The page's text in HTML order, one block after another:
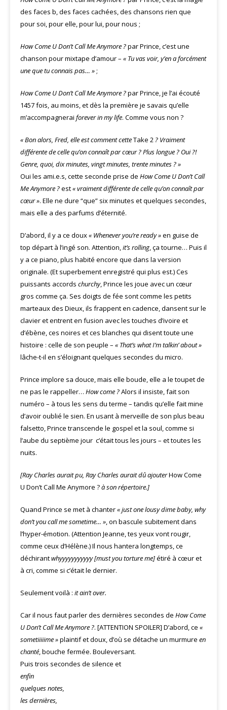
des faces b, des faces cachées, des chansons rien que
pour soi, pour elle, pour lui, pour nous ;
How Come U Don’t Call Me Anymore ?par Prince, c’est une
chanson pour mixtape d’amour – « Tu vas voir, y’en a forcément
une que tu connais pas… »;
How Come U Don’t Call Me Anymore ?par Prince, je l’ai écouté
1457 fois, au moins, et dès la première je savais qu’elle
m’accompagnerai forever in my life. Comme vous non ?
« Bon alors, Fred, elle est comment cetteTake 2 ? Vraiment
différente de celle qu’on connaît par cœur ? Plus longue ? Oui ?!
Genre, quoi, dix minutes, vingt minutes, trente minutes ? »
Oui les ami.e.s, cette seconde prise de How Come U Don’t Call
Me Anymore ?est« vraiment différente de celle qu’on connaît par
cœur ». Elle ne dure “que” six minutes et quelques secondes,
mais elle a des parfums d’éternité.
D’abord, il y a ce doux« Whenever you’re ready »en guise de
top départ à l’ingé son. Attention,it’s rolling, ça tourne… Puis il
y a ce piano, plus habité encore que dans la version
originale. (Et superbement enregistré qui plus est.) Ces
puissants accords churchy, Prince les joue avec un cœur
gros comme ça. Ses doigts de fée sont comme les petits
marteaux des Dieux, ils frappent en cadence, dansent sur le
clavier et entrent en fusion avec les touches d’ivoire et
d’ébène, ces noires et ces blanches qui disent toute une
histoire : celle de son peuple – « That’s what I’m talkin’ about »
lâche-t-il en s’éloignant quelques secondes du micro.
Prince implore sa douce, mais elle boude, elle a le toupet de
ne pas le rappeller… How come ?Alors il insiste, fait son
numéro – à tous les sens du terme – tandis qu’elle fait mine
d’avoir oublié le sien. En usant à merveille de son plus beau
falsetto, Prince transcende le gospel et la soul, comme si
l’aube du septième jour c’était tous les jours – et toutes les
nuits.
[Ray Charles aurait pu, Ray Charles aurait dû ajouterHow Come
U Don’t Call Me Anymore ?à son répertoire.]
Quand Prince se met à chanter« just one lousy dime baby, why
don’t you call me sometime… », on bascule subitement dans
l’hyper-émotion. (Attention Jeanne, tes yeux vont rougir,
comme ceux d’Hélène.) Il nous hantera longtemps, ce
déchirantwhyyyyyyyyyyy[must you torture me]étiré à cœur et
à cri, comme si c’était le dernier.
Seulement voilà : it ain’t over.
Car il nous faut parler des dernières secondes de How Come
U Don’t Call Me Anymore ?. [ATTENTION SPOILER] D’abord, ce «
sometiiiiime »plaintif et doux, d’où se détache un murmure en
chanté, bouche fermée. Bouleversant.
Puis trois secondes de silence et
enfin
quelques notes,
les dernières,